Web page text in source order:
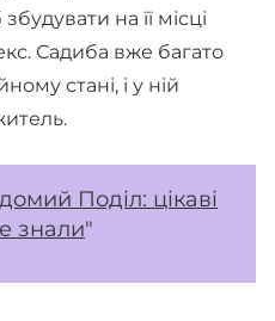
на її місці
Садиба вже багато
стані, і у ній
Поділ: цікаві
знали"